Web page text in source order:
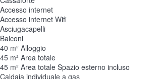
Accesso internet
Accesso internet Wifi
Asciugacapelli
Balconi
40 m² Alloggio
45 m² Area totale
45 m² Area totale Spazio esterno incluso
Caldaia individuale a gas